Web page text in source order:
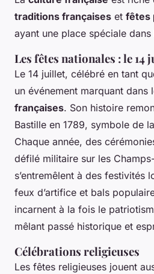
traditions françaises et fêtes
ayant une place spéciale
Les fêtes nationales : le 14
Le 14 juillet, célébré en tant
un événement marquant dans
françaises. Son histoire
Bastille en 1789, symbole de
Chaque année, des
défilé militaire sur les
s’entremêlent à des festivités
feux d’artifice et bals
incarnent à la fois le
mêlant passé historique et
Célébrations religieuses
Les fêtes religieuses jouent